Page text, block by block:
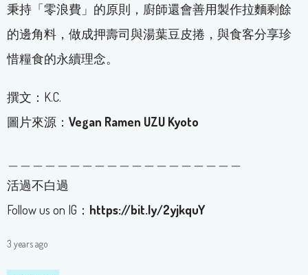
秉持「零浪費」的原則，廚師還會善用製作拉麵剩餘
的邊角料，做成押壽司與湯葉豆皮捲，與食客分享珍
惜糧食的永續理念。
撰文：K.C.
圖片來源： Vegan Ramen UZU Kyoto
活過不白過
Follow us on IG： https://bit.ly/2yjkquY
3 years ago